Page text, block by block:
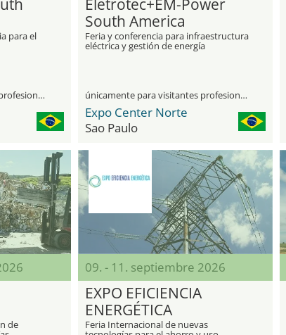
para el
únicamente para visitantes profesionales
Eletrotec+EM-Power
South America
Feria y conferencia para infraestructura
eléctrica y gestión de energía
únicamente para visitantes profesionales
Expo Center Norte
Sao Paulo
de
09. - 11. septiembre 2026
EXPO EFICIENCIA
ENERGÉTICA
Feria Internacional de nuevas